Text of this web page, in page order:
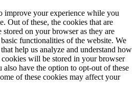
improve your experience while you
Out of these, the cookies that are
stored on your browser as they are
functionalities of the website. We
help us analyze and understand how
will be stored in your browser
have the option to opt-out of these
of these cookies may affect your